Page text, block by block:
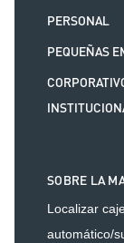
PERSONAL
PEQUEÑAS
SOBRE LA
Localizar
automático/